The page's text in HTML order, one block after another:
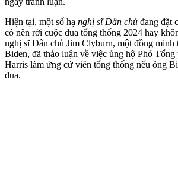
Hiện tại, một số hạ nghị sĩ Dân chủ đang đặt
có nên rời cuộc đua tổng thống 2024 hay
nghị sĩ Dân chủ Jim Clyburn, một đồng minh
Biden, đã thảo luận về việc ủng hộ Phó
Harris làm ứng cử viên tổng thống nếu ông
đua.